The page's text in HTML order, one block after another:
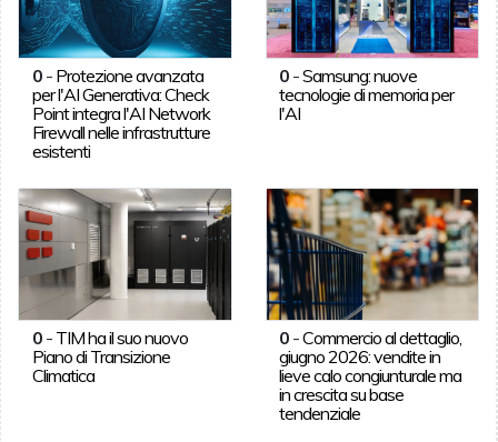
0- Protezione avanzata
per l'AI Generativa: Check
Point integra l'AI Network
Firewall nelle infrastrutture
esistenti
0 -Samsung: nuove
tecnologie di memoria per
l'AI
0- TIM ha il suo nuovo
Piano di Transizione
Climatica
0 -Commercio al dettaglio,
giugno 2026: vendite in
lieve calo congiunturale ma
in crescita su base
tendenziale